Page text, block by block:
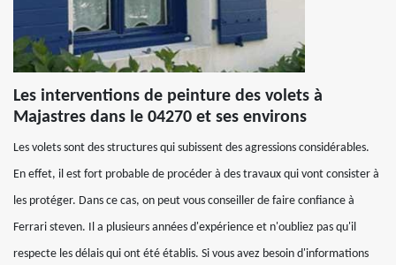
Les interventions de peinture des volets à
Majastres dans le 04270 et ses environs
Les volets sont des structures qui subissent des agressions considérables.
En effet, il est fort probable de procéder à des travaux qui vont consister à
les protéger. Dans ce cas, on peut vous conseiller de faire confiance à
Ferrari steven. Il a plusieurs années d'expérience et n'oubliez pas qu'il
respecte les délais qui ont été établis. Si vous avez besoin d'informations